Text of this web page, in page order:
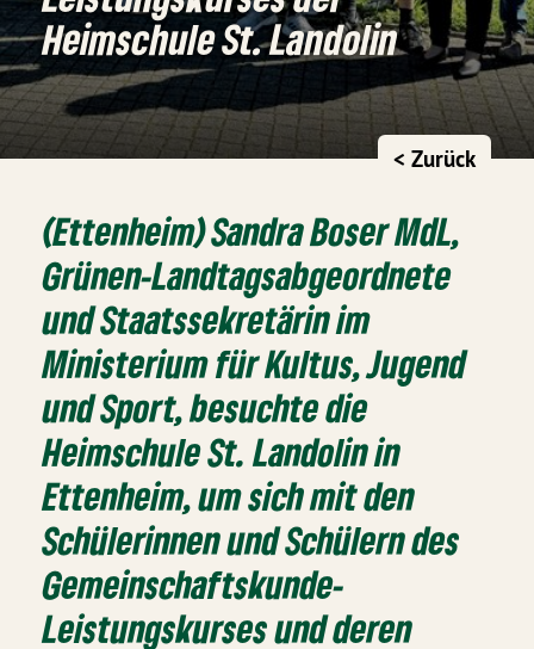
Heimschule St. Landolin
< Zurück
(Ettenheim) Sandra Boser MdL,
Grünen-Landtagsabgeordnete
und Staatssekretärin im
Ministerium für Kultus, Jugend
und Sport, besuchte die
Heimschule St. Landolin in
Ettenheim, um sich mit den
Schülerinnen und Schülern des
Gemeinschaftskunde-
Leistungskurses und deren